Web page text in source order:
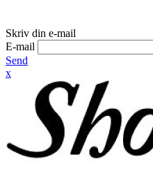
Skriv din e-mail
E-mail
Send
x